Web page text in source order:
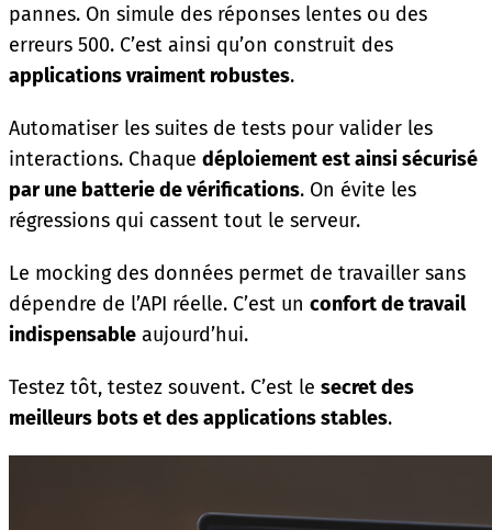
pannes. On simule des réponses lentes ou des
erreurs 500. C’est ainsi qu’on construit des
applications vraiment robustes.
Automatiser les suites de tests pour valider les
interactions. Chaque déploiement est ainsi sécurisé
par une batterie de vérifications. On évite les
régressions qui cassent tout le serveur.
Le mocking des données permet de travailler sans
dépendre de l’API réelle. C’est un confort de travail
indispensable aujourd’hui.
Testez tôt, testez souvent. C’est le secret des
meilleurs bots et des applications stables.